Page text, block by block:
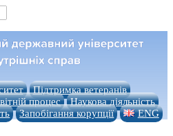
Підтримка ветеранів
процес
Наукова діяльність
Запобігання корупції ENG